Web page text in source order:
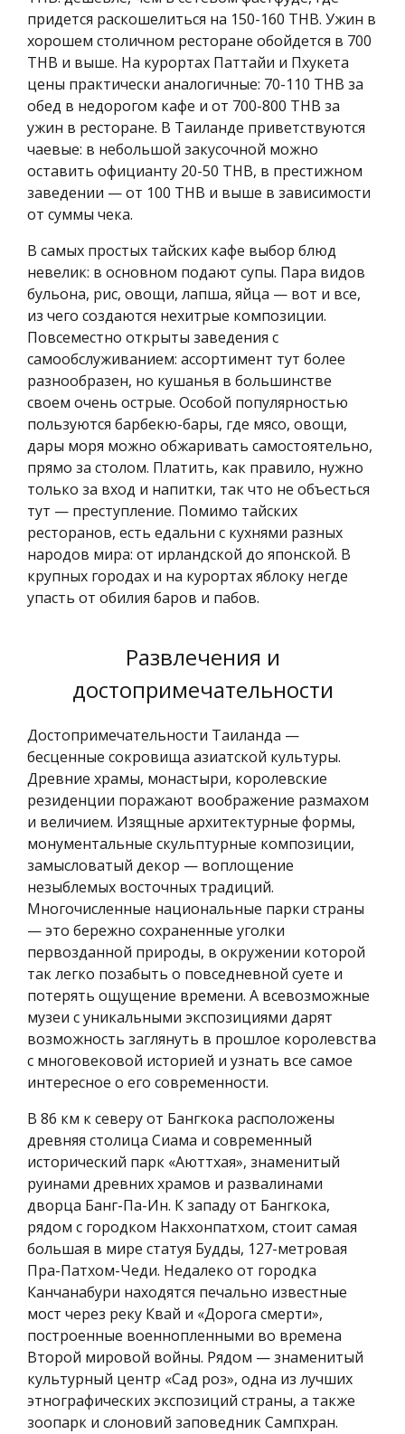
придется раскошелиться на 150-160 THB. Ужин в
хорошем столичном ресторане обойдется в 700
THB и выше. На курортах Паттайи и Пхукета
цены практически аналогичные: 70-110 THB за
обед в недорогом кафе и от 700-800 THB за
ужин в ресторане. В Таиланде приветствуются
чаевые: в небольшой закусочной можно
оставить официанту 20-50 THB, в престижном
заведении — от 100 THB и выше в зависимости
от суммы чека.
В самых простых тайских кафе выбор блюд
невелик: в основном подают супы. Пара видов
бульона, рис, овощи, лапша, яйца — вот и все,
из чего создаются нехитрые композиции.
Повсеместно открыты заведения с
самообслуживанием: ассортимент тут более
разнообразен, но кушанья в большинстве
своем очень острые. Особой популярностью
пользуются барбекю-бары, где мясо, овощи,
дары моря можно обжаривать самостоятельно,
прямо за столом. Платить, как правило, нужно
только за вход и напитки, так что не объесться
тут — преступление. Помимо тайских
ресторанов, есть едальни с кухнями разных
народов мира: от ирландской до японской. В
крупных городах и на курортах яблоку негде
упасть от обилия баров и пабов.
Развлечения и
достопримечательности
Достопримечательности Таиланда —
бесценные сокровища азиатской культуры.
Древние храмы, монастыри, королевские
резиденции поражают воображение размахом
и величием. Изящные архитектурные формы,
монументальные скульптурные композиции,
замысловатый декор — воплощение
незыблемых восточных традиций.
Многочисленные национальные парки страны
— это бережно сохраненные уголки
первозданной природы, в окружении которой
так легко позабыть о повседневной суете и
потерять ощущение времени. А всевозможные
музеи с уникальными экспозициями дарят
возможность заглянуть в прошлое королевства
с многовековой историей и узнать все самое
интересное о его современности.
В 86 км к северу от Бангкока расположены
древняя столица Сиама и современный
исторический парк «Аюттхая», знаменитый
руинами древних храмов и развалинами
дворца Банг-Па-Ин. К западу от Бангкока,
рядом с городком Накхонпатхом, стоит самая
большая в мире статуя Будды, 127-метровая
Пра-Патхом-Чеди. Недалеко от городка
Канчанабури находятся печально известные
мост через реку Квай и «Дорога смерти»,
построенные военнопленными во времена
Второй мировой войны. Рядом — знаменитый
культурный центр «Сад роз», одна из лучших
этнографических экспозиций страны, а также
зоопарк и слоновий заповедник Сампхран.